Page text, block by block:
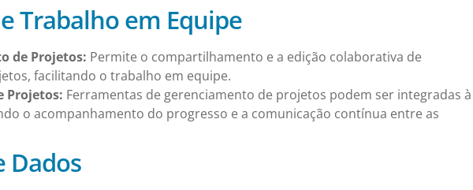
Trabalho em Equipe
de Projetos: Permite o compartilhamento e a edição colaborativa de
facilitando o trabalho em equipe.
Projetos: Ferramentas de gerenciamento de projetos podem ser integradas à
o acompanhamento do progresso e a comunicação contínua entre as
Dados